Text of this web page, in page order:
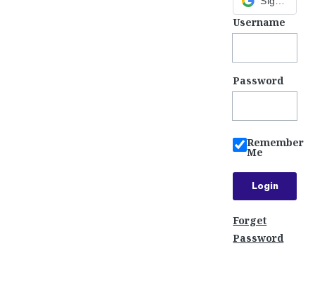
Username
Password
Remember
Me
Forget
Password